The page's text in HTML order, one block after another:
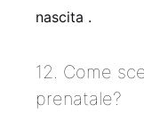
nascita .
12. Come
prenatale?